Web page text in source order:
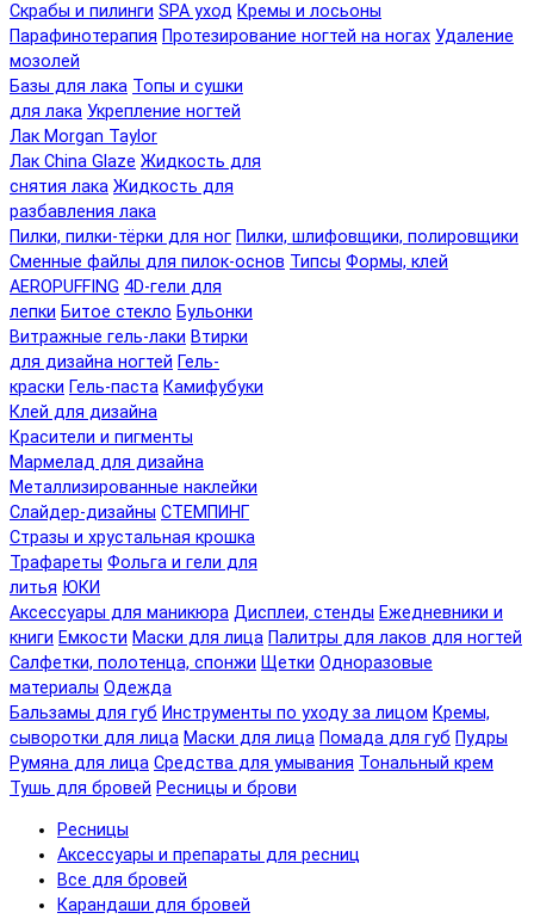
Скрабы и пилинги SPA уход Кремы и лосьоны
Парафинотерапия Протезирование ногтей на ногах Удаление
мозолей
Базы для лака Топы и сушки
для лака Укрепление ногтей
Лак Morgan Taylor
Лак China Glaze Жидкость для
снятия лака Жидкость для
разбавления лака
Пилки, пилки-тёрки для ног Пилки, шлифовщики, полировщики
Сменные файлы для пилок-основ Типсы Формы, клей
AEROPUFFING 4D-гели для
лепки Битое стекло Бульонки
Витражные гель-лаки Втирки
для дизайна ногтей Гель-
краски Гель-паста Камифубуки
Клей для дизайна
Красители и пигменты
Мармелад для дизайна
Металлизированные наклейки
Слайдер-дизайны СТЕМПИНГ
Стразы и хрустальная крошка
Трафареты Фольга и гели для
литья ЮКИ
Аксессуары для маникюра Дисплеи, стенды Ежедневники и
книги Емкости Маски для лица Палитры для лаков для ногтей
Салфетки, полотенца, спонжи Щетки Одноразовые
материалы Одежда
Бальзамы для губ Инструменты по уходу за лицом Кремы,
сыворотки для лица Маски для лица Помада для губ Пудры
Румяна для лица Средства для умывания Тональный крем
Тушь для бровей Ресницы и брови
Ресницы
Аксессуары и препараты для ресниц
Все для бровей
Карандаши для бровей